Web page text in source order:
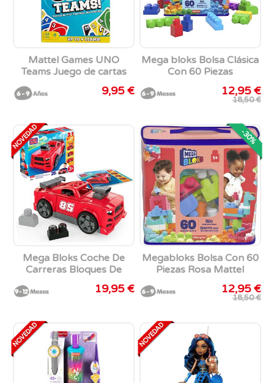
Mattel Games UNO
Teams Juego de cartas
9,95 €
Mega bloks Bolsa Clásica
Con 60 Piezas
12,95 €
18,50 €
Mega Bloks Coche De
Carreras Bloques De
Construcción
19,95 €
-30%
Megabloks Bolsa Con 60
Piezas Rosa Mattel
12,95 €
18,50 €